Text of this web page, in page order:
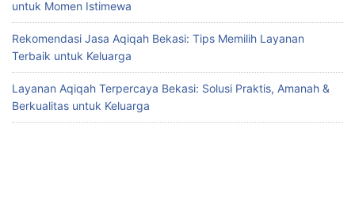
untuk Momen Istimewa
Rekomendasi Jasa Aqiqah Bekasi: Tips Memilih Layanan
Terbaik untuk Keluarga
Layanan Aqiqah Terpercaya Bekasi: Solusi Praktis, Amanah &
Berkualitas untuk Keluarga